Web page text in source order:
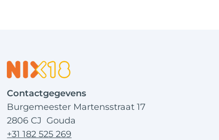
Contactgegevens
Burgemeester Martensstraat 17
2806 CJ Gouda
+31 182 525 269